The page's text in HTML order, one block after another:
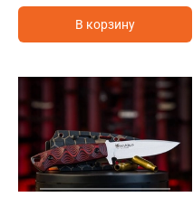
В корзину